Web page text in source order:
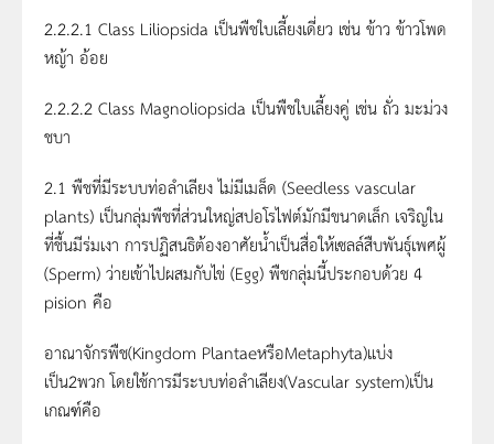
2.2.2.1 Class Liliopsida เป็นพืชใบเลี้ยงเดี่ยว เช่น ข้าว ข้าวโพด
หญ้า อ้อย
2.2.2.2 Class Magnoliopsida เป็นพืชใบเลี้ยงคู่ เช่น ถั่ว มะม่วง
ชบา
2.1 พืชที่มีระบบท่อลำเลียง ไม่มีเมล็ด (Seedless vascular
plants) เป็นกลุ่มพืชที่ส่วนใหญ่สปอโรไฟต์มักมีขนาดเล็ก เจริญใน
ที่ชื้นมีร่มเงา การปฏิสนธิต้องอาศัยน้ำเป็นสื่อให้เซลล์สืบพันธุ์เพศผู้
(Sperm) ว่ายเข้าไปผสมกับไข่ (Egg) พืชกลุ่มนี้ประกอบด้วย 4
pision คือ
อาณาจักรพืช(Kingdom PlantaeหรือMetaphyta)แบ่ง
เป็น2พวก โดยใช้การมีระบบท่อลำเลียง(Vascular system)เป็น
เกณฑ์คือ